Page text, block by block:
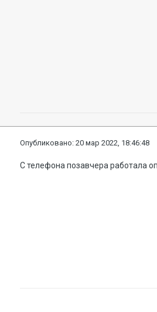
Опубликовано:20 мар 2022, 18:46:48
С телефона позавчера работала